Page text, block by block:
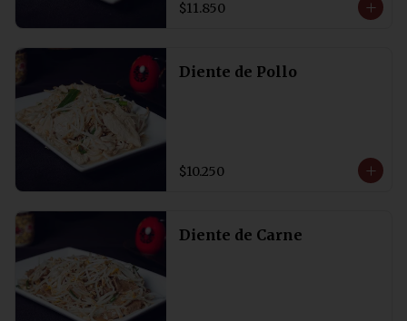
$11.850
Diente de Pollo
$10.250
Diente de Carne